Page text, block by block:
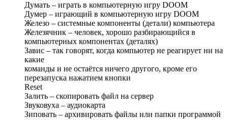
Думать – играть в компьютерную игру DOOM
Думер – играющий в компьютерную игру DOOM
Железо – системные компоненты (детали) компьютера
Железячник – человек, хорошо разбирающийся в
компьютерных компонентах (деталях)
Завис – так говорят, когда компьютер не реагирует ни на
какие
команды и не остаётся ничего другого, кроме его
перезапуска нажатием кнопки
Reset
Залить – скопировать файл на сервер
Звуковуха – аудиокарта
Зиповать – архивировать файлы или папки программой